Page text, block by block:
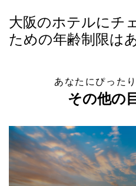
大阪のホテルにチ
ための年齢制限は
あなたにぴった
その他の